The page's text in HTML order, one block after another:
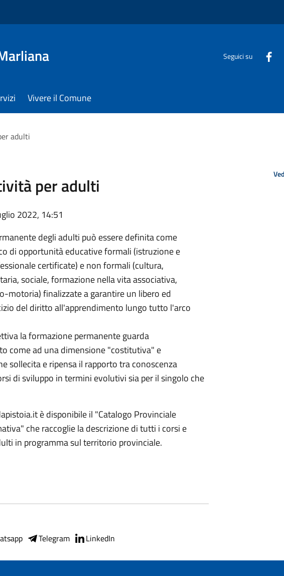
Seguici su
Vivere il Comune
adulti
per adulti
2022, 14:51
degli adulti può essere definita come
di opportunità educative formali (istruzione e
certificate) e non formali (cultura,
sociale, formazione nella vita associativa,
motoria) finalizzate a garantire un libero ed
del diritto all'apprendimento lungo tutto l'arco
la formazione permanente guarda
come ad una dimensione "costitutiva" e
sollecita e ripensa il rapporto tra conoscenza
di sviluppo in termini evolutivi sia per il singolo che
è disponibile il "Catalogo Provinciale
che raccoglie la descrizione di tutti i corsi e
in programma sul territorio provinciale.
Telegram LinkedIn